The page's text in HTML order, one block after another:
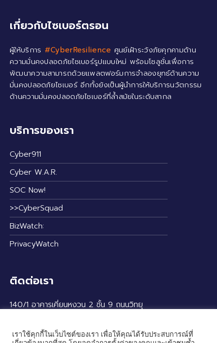
เกี่ยวกับไซเบอร์ตรอน
ผู้ให้บริการ #CyberResilience ศูนย์เฝ้าระวังภัยคุกคามด้าน
ความมั่นคงปลอดภัยไซเบอร์รูปแบบใหม่ พร้อมโซลูชั่นเพื่อการ
พัฒนาความสามารถด้วยแพลตฟอร์มการจำลองยุทธ์ด้านความ
มั่นคงปลอดภัยไซเบอร์ อีกทั้งยังเป็นผู้นำการให้บริการนวัตกรรม
ด้านความมั่นคงปลอดภัยไซเบอร์ที่ล้ำสมัยในระดับสากล
บริการของเรา
Cyber911
Cyber W.A.R.
SOC Now!
>>CyberSquad
BizWatch:
PrivacyWatch
ติดต่อเรา
140/1 อาคารเคี่ยนหงวน 2 ชั้น 9 ถนนวิทยุ
เราใช้คุกกี้ในเว็บไซต์ของเรา เพื่อให้คุณได้รับประสบการณ์ที่